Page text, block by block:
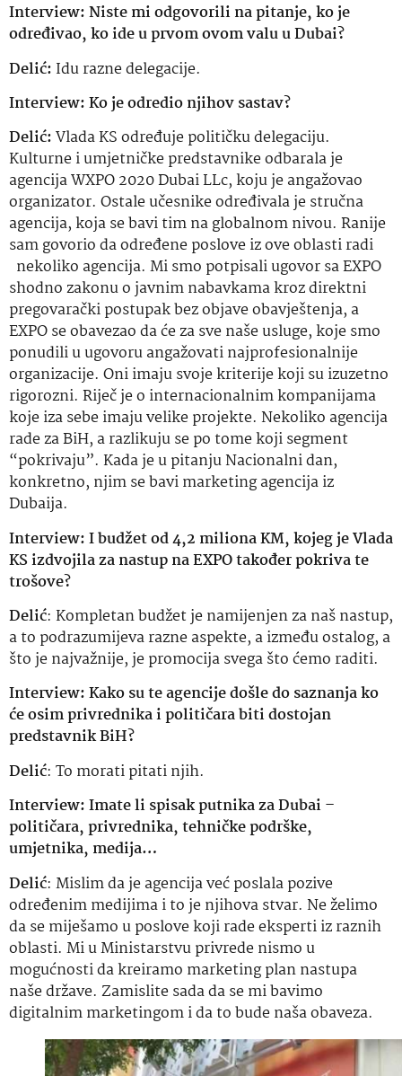
Interview: Niste mi odgovorili na pitanje, ko je
određivao, ko ide u prvom ovom valu u Dubai?
Delić: Idu razne delegacije.
Interview: Ko je odredio njihov sastav?
Delić:Vlada KS određuje političku delegaciju.
Kulturne i umjetničke predstavnike odbarala je
agencija WXPO 2020 Dubai LLc, koju je angažovao
organizator. Ostale učesnike određivala je stručna
agencija, koja se bavi tim na globalnom nivou. Ranije
sam govorio da određene poslove iz ove oblasti radi
nekoliko agencija. Mi smo potpisali ugovor sa EXPO
shodno zakonu o javnim nabavkama kroz direktni
pregovarački postupak bez objave obavještenja, a
EXPO se obavezao da će za sve naše usluge, koje smo
ponudili u ugovoru angažovati najprofesionalnije
organizacije. Oni imaju svoje kriterije koji su izuzetno
rigorozni. Riječ je o internacionalnim kompanijama
koje iza sebe imaju velike projekte. Nekoliko agencija
rade za BiH, a razlikuju se po tome koji segment
“pokrivaju”. Kada je u pitanju Nacionalni dan,
konkretno, njim se bavi marketing agencija iz
Dubaija.
Interview: I budžet od 4,2 miliona KM, kojeg je Vlada
KS izdvojila za nastup na EXPO također pokriva te
trošove?
Delić: Kompletan budžet je namijenjen za naš nastup,
a to podrazumijeva razne aspekte, a između ostalog, a
što je najvažnije, je promocija svega što ćemo raditi.
Interview: Kako su te agencije došle do saznanja ko
će osim privrednika i političara biti dostojan
predstavnik BiH?
Delić: To morati pitati njih.
Interview: Imate li spisak putnika za Dubai –
političara, privrednika, tehničke podrške,
umjetnika, medija…
Delić: Mislim da je agencija već poslala pozive
određenim medijima i to je njihova stvar. Ne želimo
da se miješamo u poslove koji rade eksperti iz raznih
oblasti. Mi u Ministarstvu privrede nismo u
mogućnosti da kreiramo marketing plan nastupa
naše države. Zamislite sada da se mi bavimo
digitalnim marketingom i da to bude naša obaveza.